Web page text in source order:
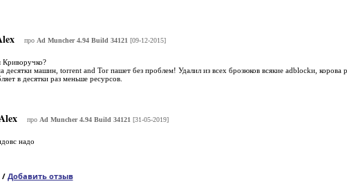
про Ad Muncher 4.94 Build 34121 [09-12-2015]
десятки машин, torrent and Tor пашет без проблем! Удалил из всех брозюков всякие adblockи, корова
в десятки раз меньше ресурсов.
про Ad Muncher 4.94 Build 34121 [31-05-2019]
надо
/ Добавить отзыв